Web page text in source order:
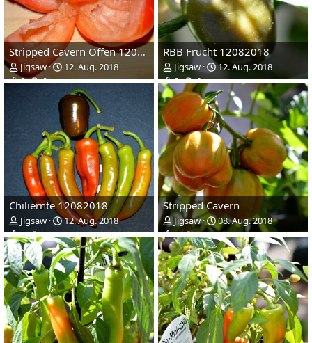
Stripped Cavern Offen 12082018
Jigsaw
12. Aug. 2018
0
0
RBB Frucht 12082018
Jigsaw
12. Aug. 2018
0
0
Chiliernte 12082018
Jigsaw
12. Aug. 2018
0
0
Stripped Cavern
Jigsaw
08. Aug. 2018
0
0